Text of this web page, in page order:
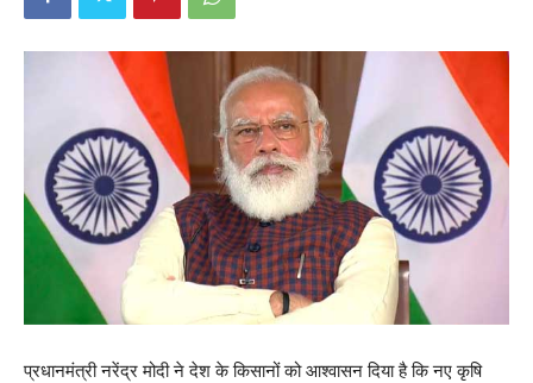
प्रधानमंत्री नरेंद्र मोदी ने देश के किसानों को आश्वासन दिया है कि नए कृषि